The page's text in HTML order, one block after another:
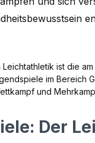
ist die
im Bereich
und
Der